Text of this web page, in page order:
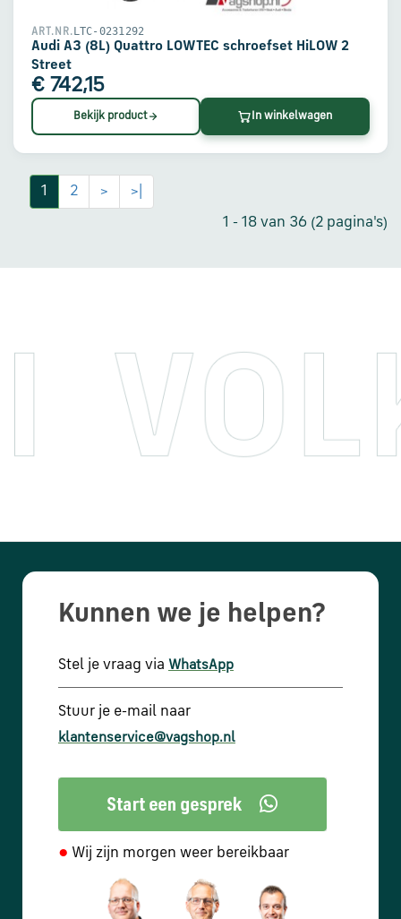
ART.NR.LTC-0231292
Audi A3 (8L) Quattro LOWTEC schroefset HiLOW 2
Street
€ 742,15
Bekijk product In winkelwagen
1 2 > >|
1 - 18 van 36 (2 pagina's)
Kunnen we je helpen?
Stel je vraag via WhatsApp
Stuur je e-mail naar
klantenservice@vagshop.nl
● Wij zijn morgen weer bereikbaar